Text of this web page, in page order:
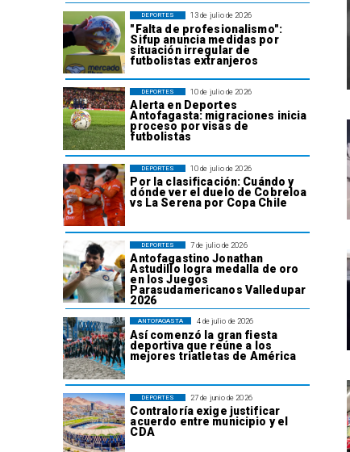
13 de julio de 2026
"Falta de profesionalismo":
Sifup anuncia medidas por
situación irregular de
futbolistas extranjeros
DEPORTES
10 de julio de 2026
Alerta en Deportes
Antofagasta: migraciones inicia
proceso por visas de
futbolistas
DEPORTES
10 de julio de 2026
Por la clasificación: Cuándo y
dónde ver el duelo de Cobreloa
vs La Serena por Copa Chile
DEPORTES
7 de julio de 2026
Antofagastino Jonathan
Astudillo logra medalla de oro
en los Juegos
Parasudamericanos Valledupar
2026
DEPORTES
4 de julio de 2026
Así comenzó la gran fiesta
deportiva que reúne a los
mejores triatletas de América
ANTOFAGASTA
27 de junio de 2026
Contraloría exige justificar
acuerdo entre municipio y el
CDA
DEPORTES